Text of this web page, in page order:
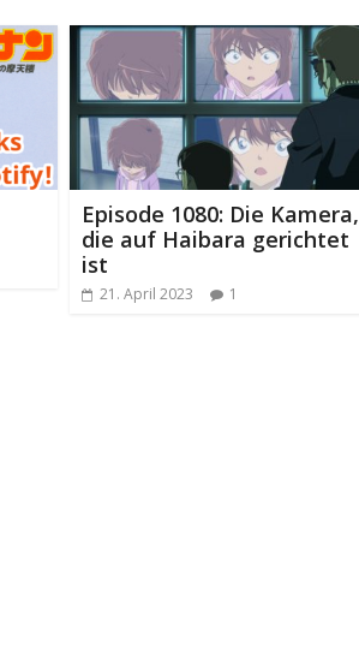
Episode 1080: Die Kamera,
die auf Haibara gerichtet
ist
21. April 2023 1